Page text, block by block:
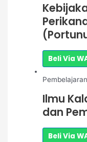
Beli Via
Pembelajaran
Ilmu
dan
Beli Via